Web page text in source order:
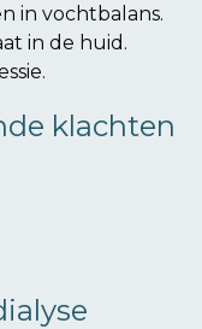
in vochtbalans.
in de huid.
klachten